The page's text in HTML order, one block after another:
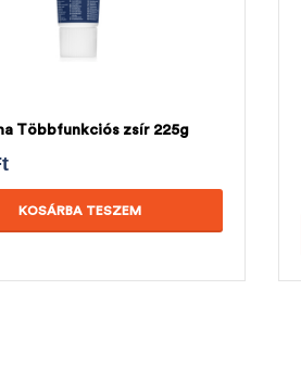
Többfunkciós zsír 225g
KOSÁRBA TESZEM